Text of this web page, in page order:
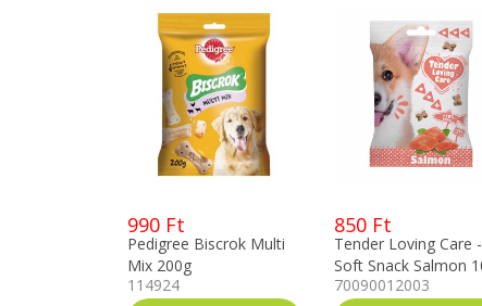
990 Ft
Pedigree Biscrok Multi
Mix 200g
114924
850 Ft
Tender Loving Care -
Soft Snack Salmon
70090012003